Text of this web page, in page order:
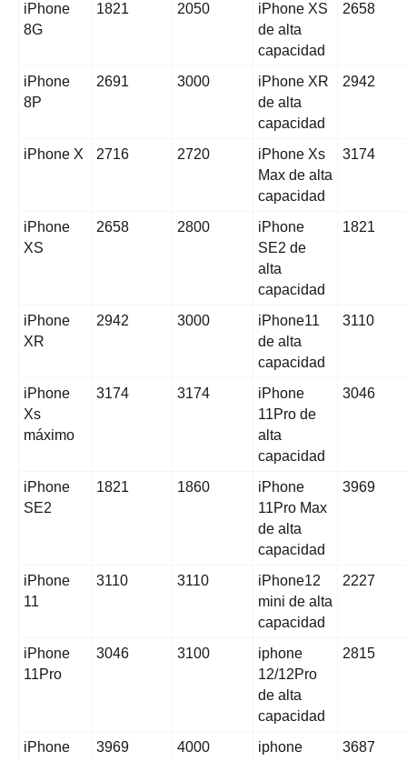
iPhone
8G
1821 2050
iPhone XS
de alta
capacidad
2658
iPhone
8P
2691 3000
iPhone XR
de alta
capacidad
2942
iPhone X 2716 2720
iPhone Xs
Max de alta
capacidad
3174
iPhone
XS
2658 2800
iPhone
SE2 de
alta
capacidad
1821
iPhone
XR
2942 3000
iPhone11
de alta
capacidad
3110
iPhone
Xs
máximo
3174 3174
iPhone
11Pro de
alta
capacidad
3046
iPhone
SE2
1821 1860
iPhone
11Pro Max
de alta
capacidad
3969
iPhone
11
3110 3110
iPhone12
mini de alta
capacidad
2227
iPhone
11Pro
3046 3100
iphone
12/12Pro
de alta
capacidad
2815
iPhone
3969 4000
iphone
3687